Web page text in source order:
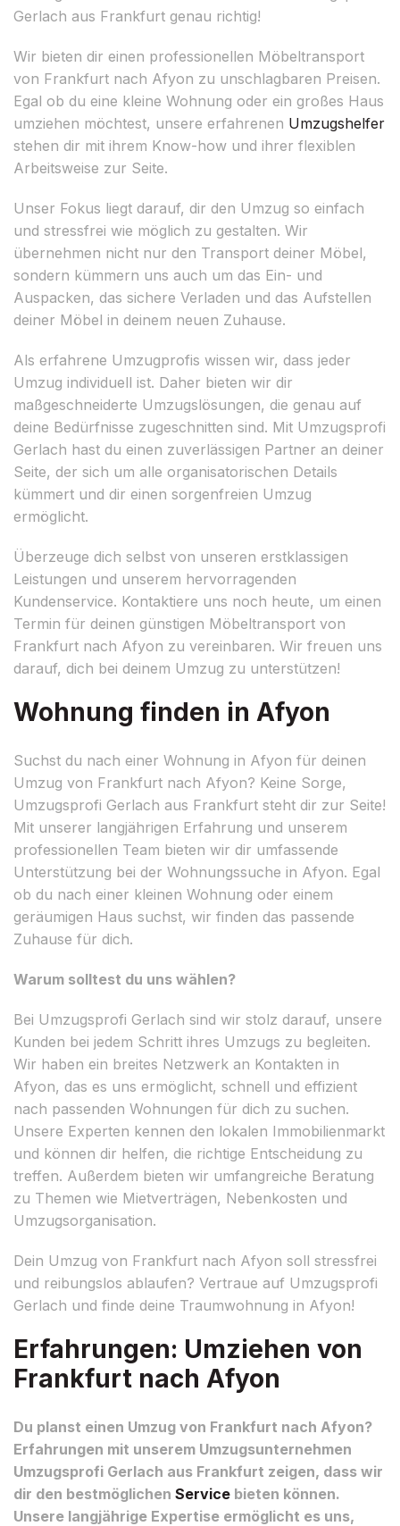
Gerlach aus Frankfurt genau richtig!
Wir bieten dir einen professionellen Möbeltransport
von Frankfurt nach Afyon zu unschlagbaren Preisen.
Egal ob du eine kleine Wohnung oder ein großes Haus
umziehen möchtest, unsere erfahrenen Umzugshelfer
stehen dir mit ihrem Know-how und ihrer flexiblen
Arbeitsweise zur Seite.
Unser Fokus liegt darauf, dir den Umzug so einfach
und stressfrei wie möglich zu gestalten. Wir
übernehmen nicht nur den Transport deiner Möbel,
sondern kümmern uns auch um das Ein- und
Auspacken, das sichere Verladen und das Aufstellen
deiner Möbel in deinem neuen Zuhause.
Als erfahrene Umzugprofis wissen wir, dass jeder
Umzug individuell ist. Daher bieten wir dir
maßgeschneiderte Umzugslösungen, die genau auf
deine Bedürfnisse zugeschnitten sind. Mit Umzugsprofi
Gerlach hast du einen zuverlässigen Partner an deiner
Seite, der sich um alle organisatorischen Details
kümmert und dir einen sorgenfreien Umzug
ermöglicht.
Überzeuge dich selbst von unseren erstklassigen
Leistungen und unserem hervorragenden
Kundenservice. Kontaktiere uns noch heute, um einen
Termin für deinen günstigen Möbeltransport von
Frankfurt nach Afyon zu vereinbaren. Wir freuen uns
darauf, dich bei deinem Umzug zu unterstützen!
Wohnung finden in Afyon
Suchst du nach einer Wohnung in Afyon für deinen
Umzug von Frankfurt nach Afyon? Keine Sorge,
Umzugsprofi Gerlach aus Frankfurt steht dir zur Seite!
Mit unserer langjährigen Erfahrung und unserem
professionellen Team bieten wir dir umfassende
Unterstützung bei der Wohnungssuche in Afyon. Egal
ob du nach einer kleinen Wohnung oder einem
geräumigen Haus suchst, wir finden das passende
Zuhause für dich.
Warum solltest du uns wählen?
Bei Umzugsprofi Gerlach sind wir stolz darauf, unsere
Kunden bei jedem Schritt ihres Umzugs zu begleiten.
Wir haben ein breites Netzwerk an Kontakten in
Afyon, das es uns ermöglicht, schnell und effizient
nach passenden Wohnungen für dich zu suchen.
Unsere Experten kennen den lokalen Immobilienmarkt
und können dir helfen, die richtige Entscheidung zu
treffen. Außerdem bieten wir umfangreiche Beratung
zu Themen wie Mietverträgen, Nebenkosten und
Umzugsorganisation.
Dein Umzug von Frankfurt nach Afyon soll stressfrei
und reibungslos ablaufen? Vertraue auf Umzugsprofi
Gerlach und finde deine Traumwohnung in Afyon!
Erfahrungen: Umziehen von
Frankfurt nach Afyon
Du planst einen Umzug von Frankfurt nach Afyon?
Erfahrungen mit unserem Umzugsunternehmen
Umzugsprofi Gerlach aus Frankfurt zeigen, dass wir
dir den bestmöglichen Service bieten können.
Unsere langjährige Expertise ermöglicht es uns,